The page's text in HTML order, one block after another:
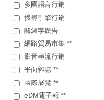
多國語言行銷
搜尋引擎行銷
關鍵字廣告
網路貿易市集 **
影音串流行銷
平面雜誌 **
國際展覽 **
eDM電子報 **